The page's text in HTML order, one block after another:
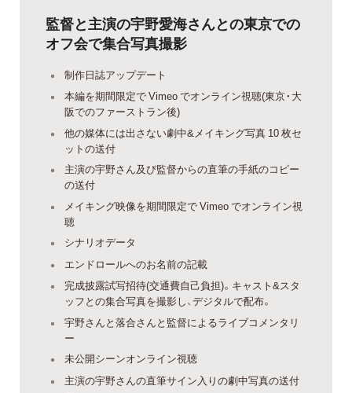
監督と主演の宇野愛海さんとの東京での
オフ会で集合写真撮影
制作日誌アップデート
本編を期間限定で Vimeo でオンライン視聴(東京・大
阪でのファーストラン後)
他の媒体には出さない劇中&メイキング写真 10 枚セ
ットの送付
主演の宇野さん及び監督からの直筆の手紙のコピー
の送付
メイキング映像を期間限定で Vimeo でオンライン視
聴
シナリオデータ
エンドロールへのお名前の記載
完成披露試写招待(交通費自己負担)。キャスト&スタ
ッフとの集合写真を撮影し、デジタルで配布。
宇野さんと落合さんと監督によるライブコメンタリ
ー
未公開シーンオンライン視聴
主演の宇野さんの直筆サイン入りの劇中写真の送付